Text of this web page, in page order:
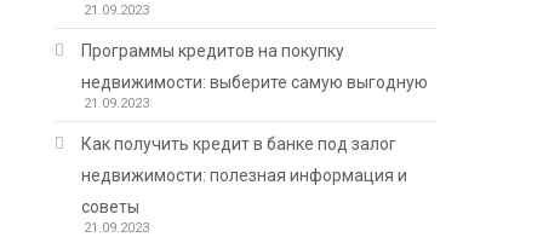
21.09.2023
Программы кредитов на покупку
недвижимости: выберите самую выгодную
21.09.2023
Как получить кредит в банке под залог
недвижимости: полезная информация и
советы
21.09.2023